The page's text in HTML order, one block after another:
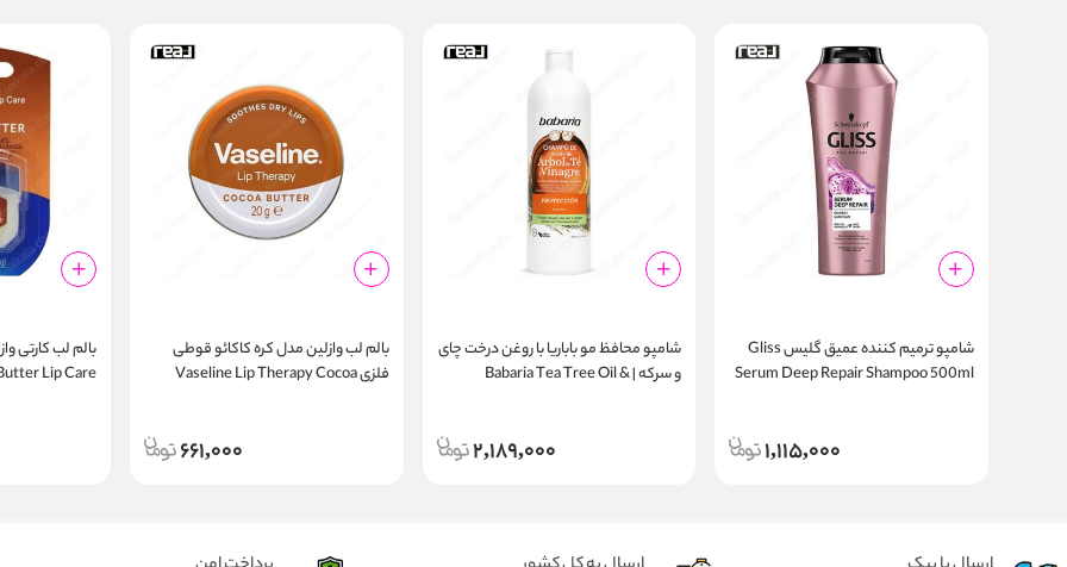
شامپو ترمیم‌ کننده عمیق گلیس Gliss
Serum Deep Repair Shampoo 500ml
1,115,000
شامپو محافظ مو باباریا با روغن درخت چای
و سرکه | Babaria Tea Tree Oil &
2,189,000
بالم لب وازلین مدل کره کاکائو قوطی
فلزی Vaseline Lip Therapy Cocoa
661,000
Lip Care